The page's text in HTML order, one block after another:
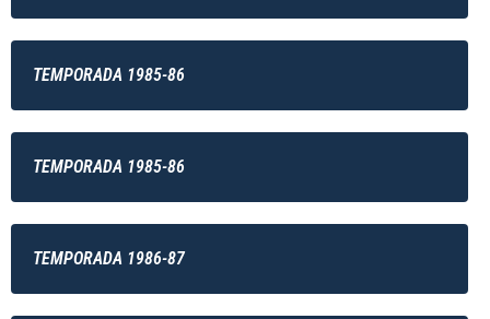
TEMPORADA 1985-86
TEMPORADA 1985-86
TEMPORADA 1986-87